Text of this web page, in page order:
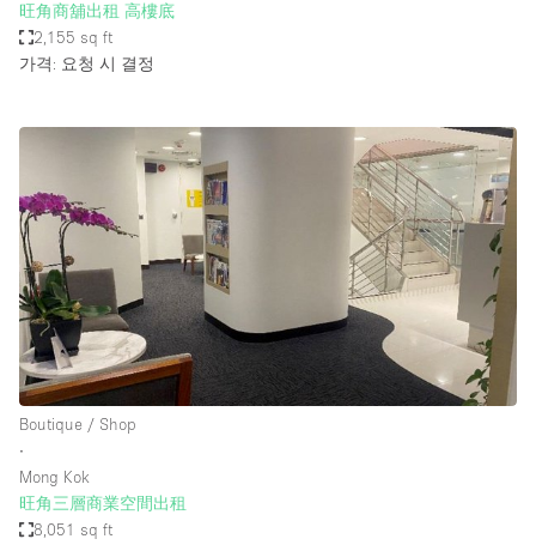
旺角商舖出租 高樓底
2,155 sq ft
가격: 요청 시 결정
Boutique / Shop
∙
Mong Kok
旺角三層商業空間出租
8,051 sq ft